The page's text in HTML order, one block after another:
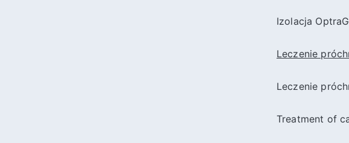
Izolacja
Leczenie
Leczenie
Treatment of